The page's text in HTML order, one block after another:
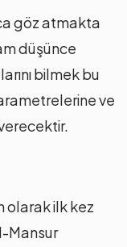
göz atmakta
düşünce
bilmek bu
ve
olarak ilk kez
Mansur